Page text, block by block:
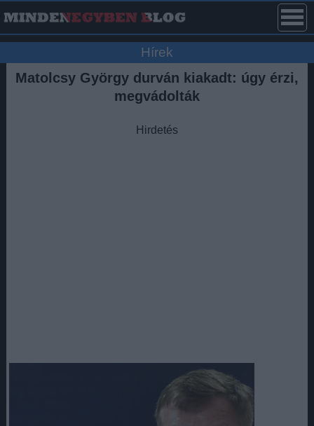
Hírek
Matolcsy György durván kiakadt: úgy érzi,
megvádolták
Hirdetés